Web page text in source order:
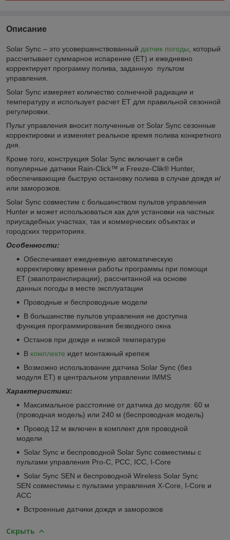
Описание
Solar Sync – это усовершенствованный датчик погоды , который
рассчитывает суммарное испарение (ET) и ежедневно
корректирует программу полива, заданную пультом
управления.
Solar Sync измеряет количество солнечной радиации и
температуру и использует расчет ET для правильной сезонной
регулировки.
Пульт управления вносит полученные от Solar Sync сезонные
корректировки и изменяет реальное время полива конкретного
дня.
Кроме того, конструкция Solar Sync включает в себя
популярные датчики Rain-Click™ и Freeze-Clik® Hunter,
обеспечивающие быструю остановку полива в случае дождя и/
или заморозков.
Solar Sync совместим с большинством пультов управления
Hunter и может использоваться как для установки на частных
приусадебных участках, так и коммерческих объектах и
городских территориях.
Особенности:
Обеспечивает ежедневную автоматическую
корректировку времени работы программы при помощи
ET (эвапотранспирации), рассчитанной на основе
данных погоды в месте эксплуатации
Проводные и беспроводные модели
В большинстве пультов управления не доступна
функция программирования безводного окна
Останов при дожде и низкой температуре
В комплекте идет монтажный крепеж
Возможно использование датчика Solar Sync (без
модуля ET) в центральном управлении IMMS
Характеристики:
Максимальное расстояние от датчика до модуля: 60 м
(проводная модель) или 240 м (беспроводная модель)
Провод 12 м включен в комплект для проводной
модели
Solar Sync и беспроводной Solar Sync совместимы с
пультами управления Pro-C, PCC, ICC, I-Core
Solar Sync SEN и беспроводной Wireless Solar Sync
SEN совместимы с пультами управления X-Core, I-Core и
ACC
Встроенные датчики дождя и заморозков
Скрыть